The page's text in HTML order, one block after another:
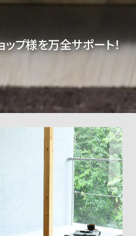
プ様を万全サポート！